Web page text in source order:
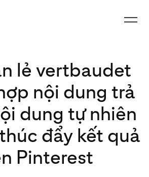
lẻ vertbaudet
nội dung trả
dung tự nhiên
đẩy kết quả
Pinterest